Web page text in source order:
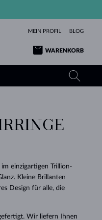
MEIN PROFIL BLOG
WARENKORB
einzigartigen Trillion-
Kleine Brillanten
Design für alle, die
Wir liefern Ihnen